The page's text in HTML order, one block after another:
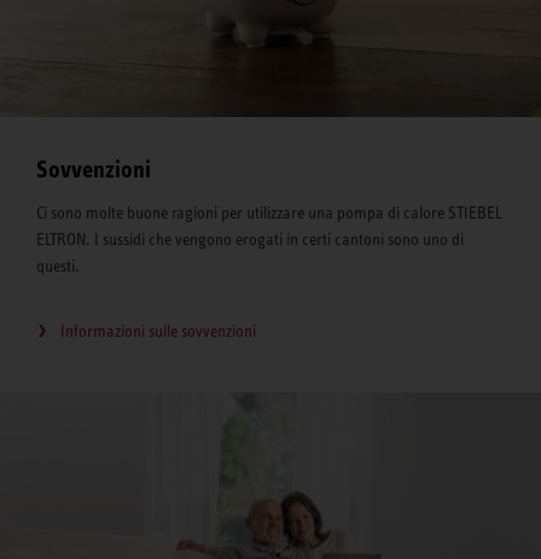
Sovvenzioni
Ci sono molte buone ragioni per utilizzare una pompa di calore STIEBEL
ELTRON. I sussidi che vengono erogati in certi cantoni sono uno di
questi.
Informazioni sulle sovvenzioni